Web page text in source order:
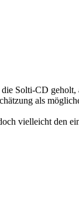
Solti-CD geholt,
als
vielleicht den